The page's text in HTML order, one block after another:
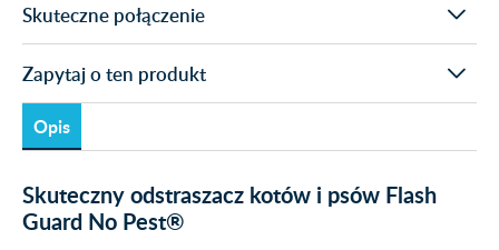
Skuteczne połączenie
Zapytaj o ten produkt
Opis
Skuteczny odstraszacz kotów i psów Flash
Guard No Pest®